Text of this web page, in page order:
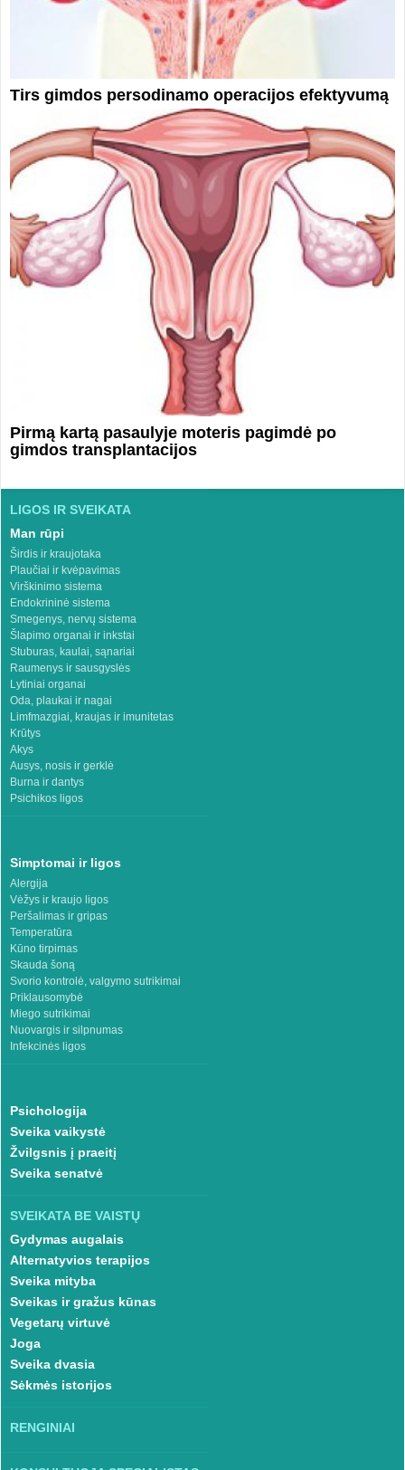
Tirs gimdos persodinamo operacijos efektyvumą
Pirmą kartą pasaulyje moteris pagimdė po
gimdos transplantacijos
LIGOS IR SVEIKATA
Man rūpi
Širdis ir kraujotaka
Plaučiai ir kvėpavimas
Virškinimo sistema
Endokrininė sistema
Smegenys, nervų sistema
Šlapimo organai ir inkstai
Stuburas, kaulai, sąnariai
Raumenys ir sausgyslės
Lytiniai organai
Oda, plaukai ir nagai
Limfmazgiai, kraujas ir imunitetas
Krūtys
Akys
Ausys, nosis ir gerklė
Burna ir dantys
Psichikos ligos
Simptomai ir ligos
Alergija
Vėžys ir kraujo ligos
Peršalimas ir gripas
Temperatūra
Kūno tirpimas
Skauda šoną
Svorio kontrolė, valgymo sutrikimai
Priklausomybė
Miego sutrikimai
Nuovargis ir silpnumas
Infekcinės ligos
Psichologija
Sveika vaikystė
Žvilgsnis į praeitį
Sveika senatvė
SVEIKATA BE VAISTŲ
Gydymas augalais
Alternatyvios terapijos
Sveika mityba
Sveikas ir gražus kūnas
Vegetarų virtuvė
Joga
Sveika dvasia
Sėkmės istorijos
RENGINIAI